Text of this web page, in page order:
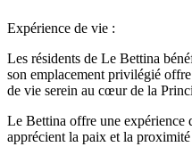
Expérience de vie :
Les résidents de Le Bettina
son emplacement privilégié
de vie serein au cœur de la
Le Bettina offre une expérience
apprécient la paix et la